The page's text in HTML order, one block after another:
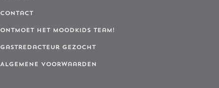
Contact
Ontmoet het MoodKids Team!
Gastredacteur gezocht
Algemene Voorwaarden